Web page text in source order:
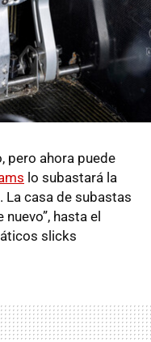
pero ahora puede
lo subastará la
. La casa de subastas
hasta el
slicks